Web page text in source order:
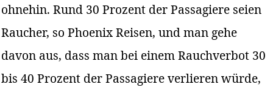
ohnehin. Rund 30 Prozent der Passagiere seien
Raucher, so Phoenix Reisen, und man gehe
davon aus, dass man bei einem Rauchverbot 30
bis 40 Prozent der Passagiere verlieren würde,